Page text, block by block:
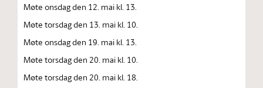
Møte onsdag den 12. mai kl. 13.
Møte torsdag den 13. mai kl. 10.
Møte onsdag den 19. mai kl. 13.
Møte torsdag den 20. mai kl. 10.
Møte torsdag den 20. mai kl. 18.